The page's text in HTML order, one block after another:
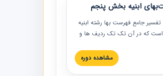
ابنیه بخش پنجم
تفسیر جامع فهرست بها رشته ابنیه
است که در آن تک تک ردیف ها و
اجرایی مرتبط با ردیف های
با کلام مهندس
مشاهده دوره